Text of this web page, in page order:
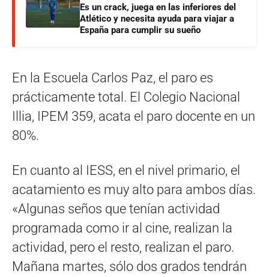
Es un crack, juega en las inferiores del
Atlético y necesita ayuda para viajar a
España para cumplir su sueño
En la Escuela Carlos Paz, el paro es
prácticamente total. El Colegio Nacional
Illia, IPEM 359, acata el paro docente en un
80%.
En cuanto al IESS, en el nivel primario, el
acatamiento es muy alto para ambos días.
«Algunas seños que tenían actividad
programada como ir al cine, realizan la
actividad, pero el resto, realizan el paro.
Mañana martes, sólo dos grados tendrán